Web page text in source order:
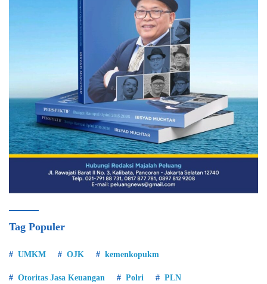
Tag Populer
UMKM OJK kemenkopukm
Otoritas Jasa Keuangan Polri PLN